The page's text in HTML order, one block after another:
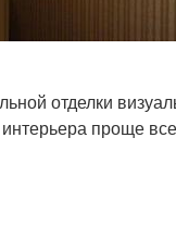
отделки
проще